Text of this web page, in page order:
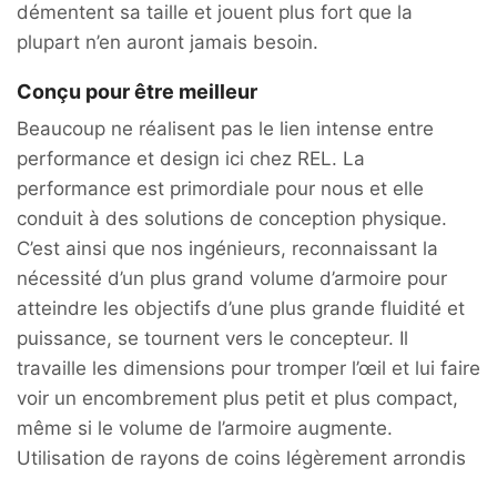
démentent sa taille et jouent plus fort que la
plupart n’en auront jamais besoin.
Conçu pour être meilleur
Beaucoup ne réalisent pas le lien intense entre
performance et design ici chez REL. La
performance est primordiale pour nous et elle
conduit à des solutions de conception physique.
C’est ainsi que nos ingénieurs, reconnaissant la
nécessité d’un plus grand volume d’armoire pour
atteindre les objectifs d’une plus grande fluidité et
puissance, se tournent vers le concepteur. Il
travaille les dimensions pour tromper l’œil et lui faire
voir un encombrement plus petit et plus compact,
même si le volume de l’armoire augmente.
Utilisation de rayons de coins légèrement arrondis